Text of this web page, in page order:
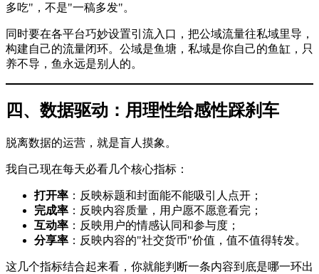
多吃"，不是"一稿多发"。
同时要在各平台巧妙设置引流入口，把公域流量往私域里导，
构建自己的流量闭环。公域是鱼塘，私域是你自己的鱼缸，只
养不导，鱼永远是别人的。
四、数据驱动：用理性给感性踩刹车
脱离数据的运营，就是盲人摸象。
我自己现在每天必看几个核心指标：
打开率 ：反映标题和封面能不能吸引人点开；
完成率 ：反映内容质量，用户愿不愿意看完；
互动率 ：反映用户的情感认同和参与度；
分享率 ：反映内容的"社交货币"价值，值不值得转发。
这几个指标结合起来看，你就能判断一条内容到底是哪一环出